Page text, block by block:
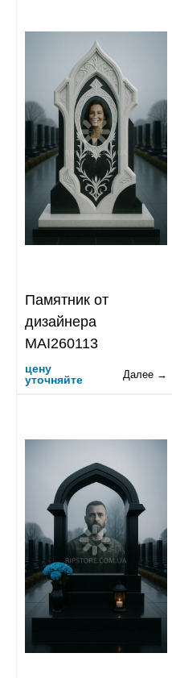
Памятник от
дизайнера
MAI260113
цену
уточняйте
Далее →